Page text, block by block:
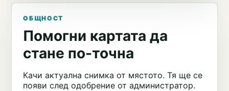
ОБЩНОСТ
Помогни картата да
стане по-точна
Качи актуална снимка от мястото. Тя ще се
появи след одобрение от администратор.